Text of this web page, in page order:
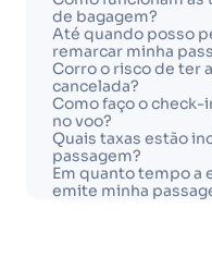
de bagagem?
Até quando posso
remarcar minha
Corro o risco de ter
cancelada?
Como faço o check-
no voo?
Quais taxas estão
passagem?
Em quanto tempo a
emite minha